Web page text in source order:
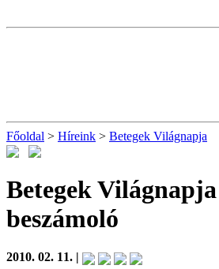
Főoldal > Híreink > Betegek Világnapja
Betegek Világnapja
beszámoló
2010. 02. 11. |